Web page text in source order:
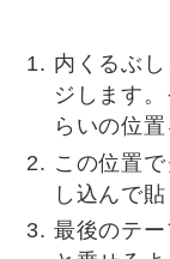
内くるぶ
ジします
らいの位置
この位置
し込んで貼
最後のテ